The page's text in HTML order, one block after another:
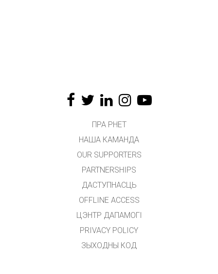
ПРА PHET
НАША КАМАНДА
OUR SUPPORTERS
PARTNERSHIPS
ДАСТУПНАСЦЬ
OFFLINE ACCESS
ЦЭНТР ДАПАМОГІ
PRIVACY POLICY
ЗЫХОДНЫ КОД